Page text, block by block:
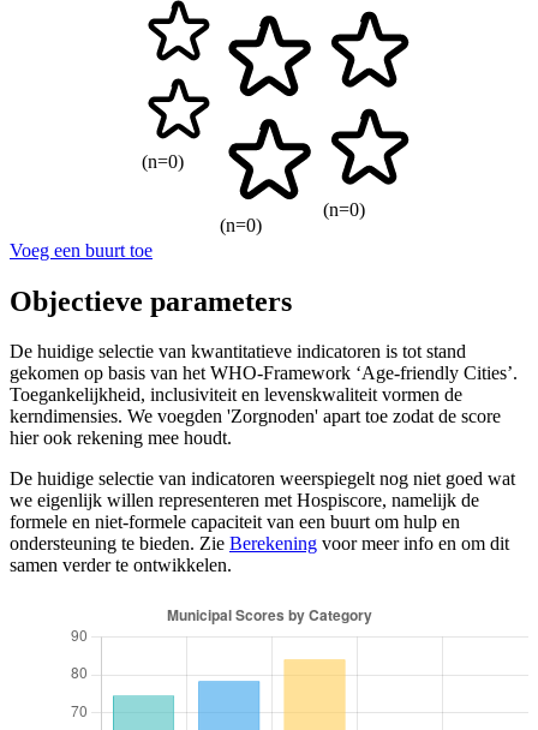
(n=0)
(n=0)
(n=0)
Voeg een buurt toe
Objectieve parameters
De huidige selectie van kwantitatieve indicatoren is tot stand
gekomen op basis van het WHO-Framework ‘Age-friendly Cities’.
Toegankelijkheid, inclusiviteit en levenskwaliteit vormen de
kerndimensies. We voegden 'Zorgnoden' apart toe zodat de score
hier ook rekening mee houdt.
De huidige selectie van indicatoren weerspiegelt nog niet goed wat
we eigenlijk willen representeren met Hospiscore, namelijk de
formele en niet-formele capaciteit van een buurt om hulp en
ondersteuning te bieden. Zie Berekening voor meer info en om dit
samen verder te ontwikkelen.